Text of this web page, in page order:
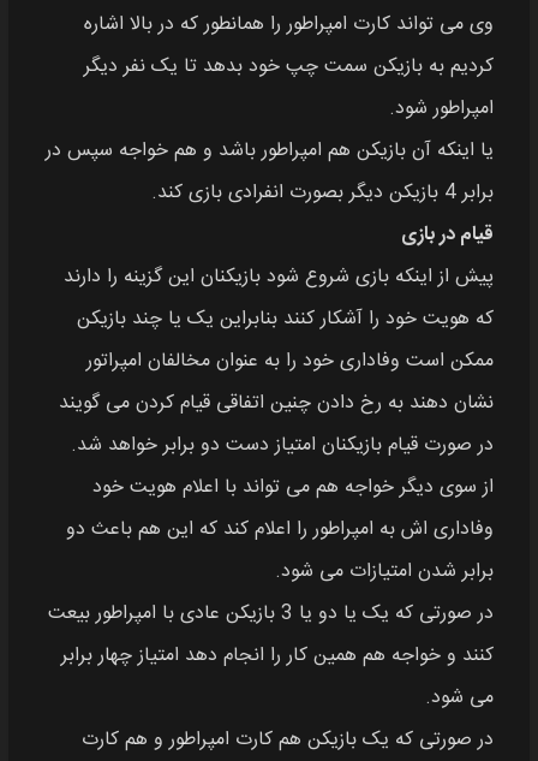
وی می تواند کارت امپراطور را همانطور که در بالا اشاره
کردیم به بازیکن سمت چپ خود بدهد تا یک نفر دیگر
امپراطور شود.
یا اینکه آن بازیکن هم امپراطور باشد و هم خواجه سپس در
برابر 4 بازیکن دیگر بصورت انفرادی بازی کند.
قیام در بازی
پیش از اینکه بازی شروع شود بازیکنان این گزینه را دارند
که هویت خود را آشکار کنند بنابراین یک یا چند بازیکن
ممکن است وفاداری خود را به عنوان مخالفان امپراتور
نشان دهند به رخ دادن چنین اتفاقی قیام کردن می گویند
در صورت قیام بازیکنان امتیاز دست دو برابر خواهد شد.
از سوی دیگر خواجه هم می تواند با اعلام هویت خود
وفاداری اش به امپراطور را اعلام کند که این هم باعث دو
برابر شدن امتیازات می شود.
در صورتی که یک یا دو یا 3 بازیکن عادی با امپراطور بیعت
کنند و خواجه هم همین کار را انجام دهد امتیاز چهار برابر
می شود.
در صورتی که یک بازیکن هم کارت امپراطور و هم کارت